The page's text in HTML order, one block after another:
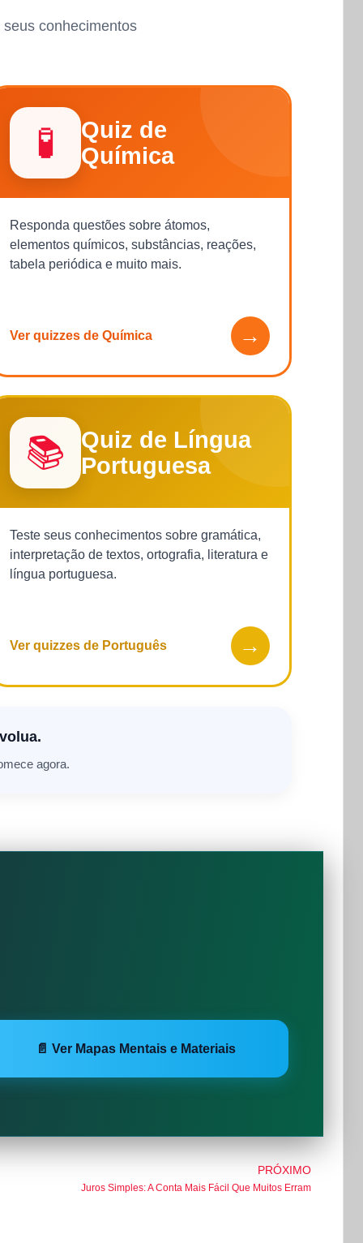
conhecimentos
🧪
Quiz de
Química
Responda questões sobre átomos,
elementos químicos, substâncias, reações,
tabela periódica e muito mais.
Ver quizzes de Química →
📚
Quiz de Língua
Portuguesa
Teste seus conhecimentos sobre gramática,
interpretação de textos, ortografia, literatura e
língua portuguesa.
Ver quizzes de Português →
agora.
📄 Ver Mapas Mentais e Materiais
PRÓXIMO
Juros Simples: A Conta Mais Fácil Que Muitos Erram